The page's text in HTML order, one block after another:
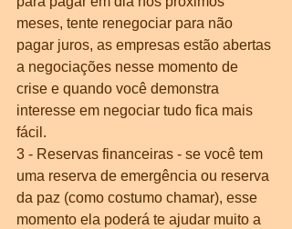
meses, tente renegociar para não
pagar juros, as empresas estão abertas
a negociações nesse momento de
crise e quando você demonstra
interesse em negociar tudo fica mais
fácil.
3 - Reservas financeiras - se você tem
uma reserva de emergência ou reserva
da paz (como costumo chamar), esse
momento ela poderá te ajudar muito a